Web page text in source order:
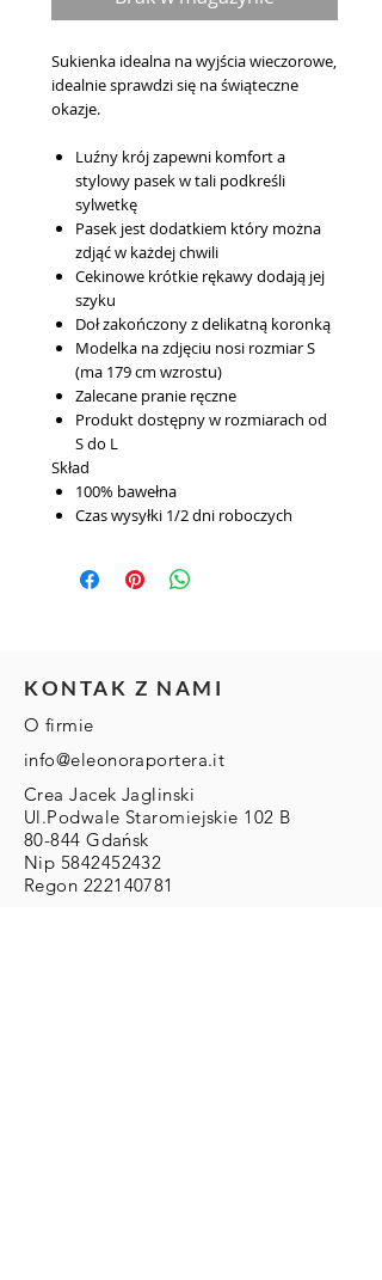
Sukienka idealna na wyjścia wieczorowe,
idealnie sprawdzi się na świąteczne
okazje.
Luźny krój zapewni komfort a
stylowy pasek w tali podkreśli
sylwetkę
Pasek jest dodatkiem który można
zdjąć w każdej chwili
Cekinowe krótkie rękawy dodają jej
szyku
Doł zakończony z delikatną koronką
Modelka na zdjęciu nosi rozmiar S
(ma 179 cm wzrostu)
Zalecane pranie ręczne
Produkt dostępny w rozmiarach od
S do L
Skład
100% bawełna
Czas wysyłki 1/2 dni roboczych
KONTAK Z NAMI
O firmie
info@eleonoraportera.it
Crea Jacek Jaglinski
Ul.Podwale Staromiejskie 102 B
80-844 Gdańsk
Nip 5842452432
Regon 222140781